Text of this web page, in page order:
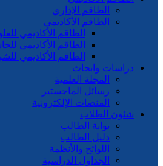
الطاقم الإداري
الطاقم الأكاديمي
الطاقم الأكاديمي
الطاقم الأكاديمي
الطاقم الأكاديمي
دراسات وابحاث
المجلة العلمية
رسائل الماجستير
المنصات الإلكترونية
شئون الطلاب
بوابة الطالب
دليل الطالب
اللوائح والأنظمة
الجداول الدراسية